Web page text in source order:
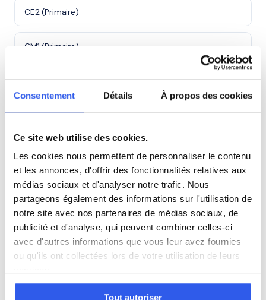
Consentement Détails À propos des cookies
Ce site web utilise des cookies.
Les cookies nous permettent de personnaliser le contenu
et les annonces, d'offrir des fonctionnalités relatives aux
médias sociaux et d'analyser notre trafic. Nous
partageons également des informations sur l'utilisation de
notre site avec nos partenaires de médias sociaux, de
publicité et d'analyse, qui peuvent combiner celles-ci
avec d'autres informations que vous leur avez fournies
ou qu'ils ont collectées lors de votre utilisation de leurs
Tout autoriser
CE2 (Primaire)
CM1 (Primaire)
CM2 (Primaire)
6ème (Collège)
4ème (Collège)
3ème (Collège)
Seconde (Lycée)
Première (Lycée)